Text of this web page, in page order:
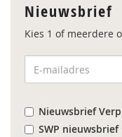
Nieuwsbrief
Kies 1 of meerdere
Nieuwsbrief
SWP nieuwsbrief